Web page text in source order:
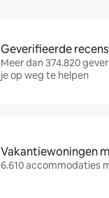
Geverifieerde
Meer dan 374.820
je op weg te helpen
Vakantiewoningen
6.610 accommodaties